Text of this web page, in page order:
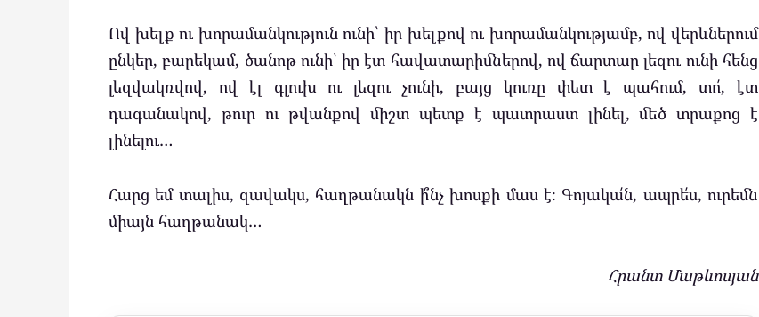
Ով խելք ու խորամանկություն ունի՝ իր խելքով ու խորամանկությամբ, ով վերևներում
ընկեր, բարեկամ, ծանոթ ունի՝ իր էտ հավատարիմներով, ով ճարտար լեզու ունի հենց
լեզվակռվով, ով էլ գլուխ ու լեզու չունի, բայց կուռը փետ է պահում, տո՛, էտ
դագանակով, թուր ու թվանքով միշտ պետք է պատրաստ լինել, մեծ տրաքոց է
լինելու…
Հարց եմ տալիս, զավակս, հաղթանակն ի՞նչ խոսքի մաս է։ Գոյակա՛ն, ապրե՛ս, ուրեմն
միայն հաղթանակ…
Հրանտ Մաթևոսյան